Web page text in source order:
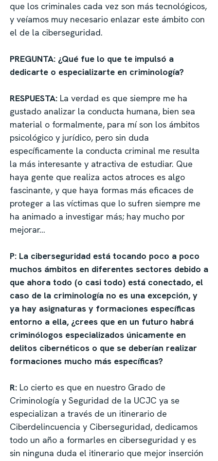
que los criminales cada vez son más tecnológicos,
y veíamos muy necesario enlazar este ámbito con
el de la ciberseguridad.
PREGUNTA: ¿Qué fue lo que te impulsó a
dedicarte o especializarte en criminología?
RESPUESTA: La verdad es que siempre me ha
gustado analizar la conducta humana, bien sea
material o formalmente, para mí son los ámbitos
psicológico y jurídico, pero sin duda
específicamente la conducta criminal me resulta
la más interesante y atractiva de estudiar. Que
haya gente que realiza actos atroces es algo
fascinante, y que haya formas más eficaces de
proteger a las víctimas que lo sufren siempre me
ha animado a investigar más; hay mucho por
mejorar…
P: La ciberseguridad está tocando poco a poco
muchos ámbitos en diferentes sectores debido a
que ahora todo (o casi todo) está conectado, el
caso de la criminología no es una excepción, y
ya hay asignaturas y formaciones específicas
entorno a ella, ¿crees que en un futuro habrá
criminólogos especializados únicamente en
delitos cibernéticos o que se deberían realizar
formaciones mucho más específicas?
R: Lo cierto es que en nuestro Grado de
Criminología y Seguridad de la UCJC ya se
especializan a través de un itinerario de
Ciberdelincuencia y Ciberseguridad, dedicamos
todo un año a formarles en ciberseguridad y es
sin ninguna duda el itinerario que mejor inserción